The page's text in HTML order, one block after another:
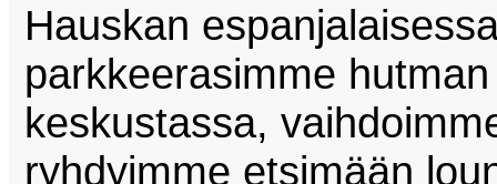
Hauskan
parkkeerasimme
keskustassa,
ryhdyimme etsimään